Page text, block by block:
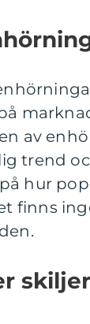
av
trend
hur
finns